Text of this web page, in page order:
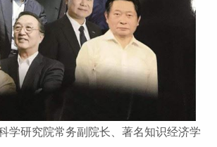
研究院常务副院长、著名知识经济学